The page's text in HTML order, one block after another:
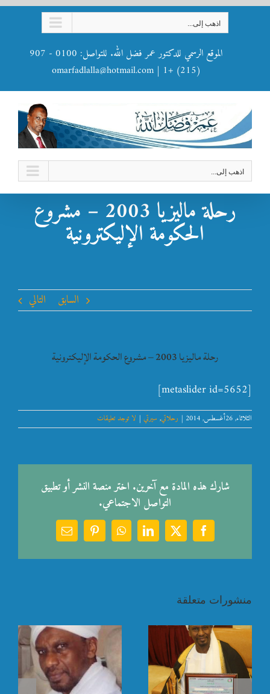
اذهب إلى...
الموقع الرسمي للدكتور عمر فضل الله. للتواصل: 0100 - 907
(215) +1
|
omarfadlalla@hotmail.com
اذهب إلى...
رحلة ماليزيا 2003 – مشروع
الحكومة الإليكترونية
السابق التالي
رحلة ماليزيا 2003 – مشروع الحكومة الإليكترونية
[metaslider id=5652]
الثلاثاء, 26أغسطس, 2014 | رحلاتي, سيرتي | لا توجد تعليقات
شارك هذه المادة مع آخرين. اختر منصة النشر أو تطبيق
التواصل الاجتماعي.
Facebook
X
LinkedIn
WhatsApp
Pinterest
Email
منشورات متعلقة